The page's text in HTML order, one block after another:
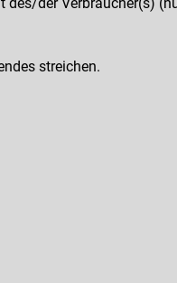
streichen.